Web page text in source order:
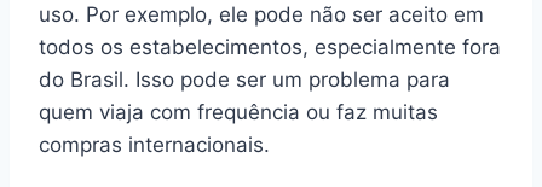
uso. Por exemplo, ele pode não ser aceito em
todos os estabelecimentos, especialmente fora
do Brasil. Isso pode ser um problema para
quem viaja com frequência ou faz muitas
compras internacionais.